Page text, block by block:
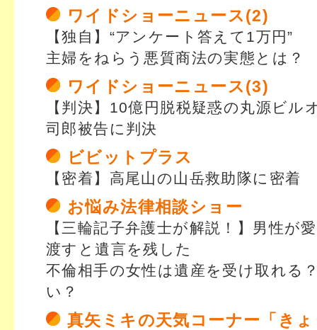
ワイドショーニュース(2)
【独自】“アンケート答えて1万円”
主婦をねらう悪質商法の実態とは？
ワイドショーニュース(3)
【判決】10億円脱税疑惑の丸源ビル
司郎被告に判決
ビビットプラス
【密着】高尾山の山岳救助隊に密着
お悩み法律相談ショー
【三輪記子弁護士が解説！】男性が
渡すと遺言を残した
不倫相手の女性は遺産を受け取れる
い？
真矢ミキの天気コーナー「き